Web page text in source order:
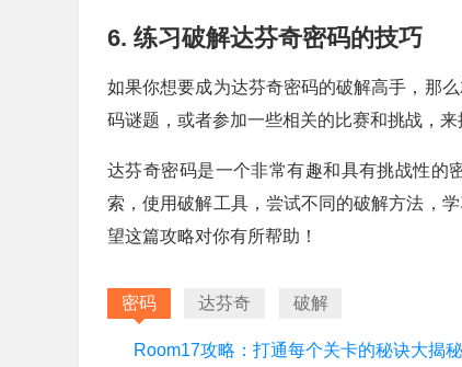
6. 练习破解达芬奇密码的技巧
如果你想要成为达芬奇密码的破解高手，那
码谜题，或者参加一些相关的比赛和挑战，来
达芬奇密码是一个非常有趣和具有挑战性的
索，使用破解工具，尝试不同的破解方法，
望这篇攻略对你有所帮助！
密码 达芬奇 破解
Room17攻略：打通每个关卡的秘诀大揭秘